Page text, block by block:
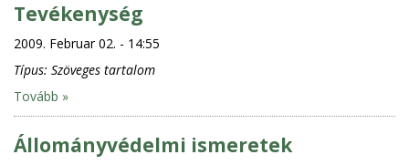
Tevékenység
2009. Februar 02. - 14:55
Típus: Szöveges tartalom
Tovább »
Állományvédelmi ismeretek